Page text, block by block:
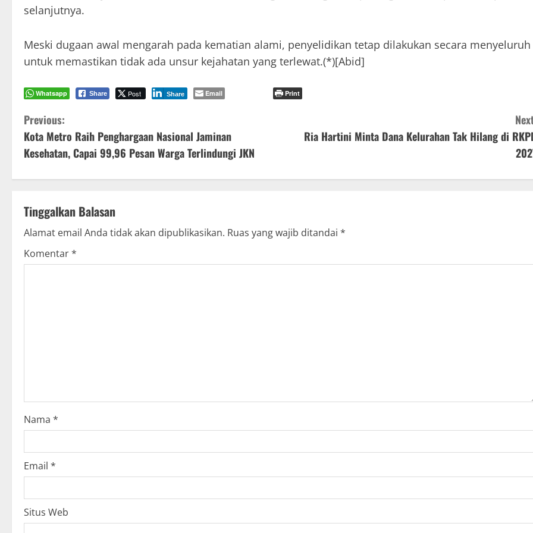
selanjutnya.
Meski dugaan awal mengarah pada kematian alami, penyelidikan tetap dilakukan secara menyeluruh
untuk memastikan tidak ada unsur kejahatan yang terlewat.(*)[Abid]
Whatsapp Share Post Share Email Print
C
o
n
i
n
u
d
i
n
g
Previous:
Kota Metro Raih Penghargaan Nasional Jaminan
Kesehatan, Capai 99,96 Pesan Warga Terlindungi JKN
Ria Hartini Minta Dana Kelurahan Tak Hilang di
Tinggalkan Balasan
Alamat email Anda tidak akan dipublikasikan. Ruas yang wajib ditandai *
Komentar*
Nama *
Email *
Situs Web